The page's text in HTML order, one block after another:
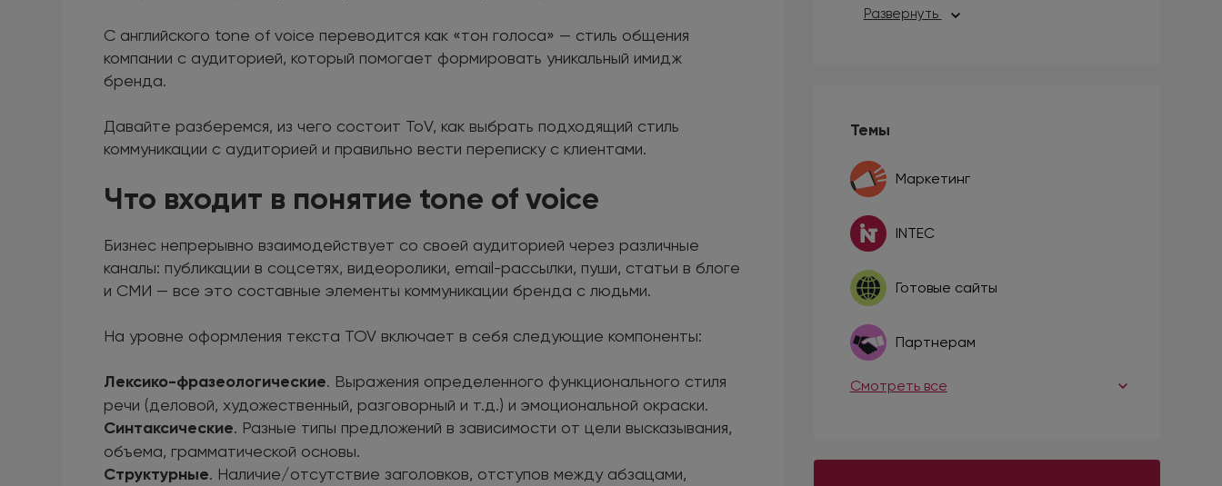
Развернуть
Темы
Маркетинг
INTEC
Готовые сайты
Партнерам
Смотреть все
С английского tone of voice переводится как «тон голоса» — стиль общения
компании с аудиторией, который помогает формировать уникальный имидж
бренда.
Давайте разберемся, из чего состоит ToV, как выбрать подходящий стиль
коммуникации с аудиторией и правильно вести переписку с клиентами.
Что входит в понятие tone of voice
Бизнес непрерывно взаимодействует со своей аудиторией через различные
каналы: публикации в соцсетях, видеоролики, email-рассылки, пуши, статьи в блоге
и СМИ — все это составные элементы коммуникации бренда с людьми.
На уровне оформления текста TOV включает в себя следующие компоненты:
Лексико-фразеологические. Выражения определенного функционального стиля
речи (деловой, художественный, разговорный и т.д.) и эмоциональной окраски.
Синтаксические. Разные типы предложений в зависимости от цели высказывания,
объема, грамматической основы.
Структурные. Наличие/отсутствие заголовков, отступов между абзацами,